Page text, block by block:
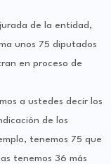
de la entidad,
unos 75 diputados
en proceso de
a ustedes decir los
de los
tenemos 75 que
tenemos 36 más